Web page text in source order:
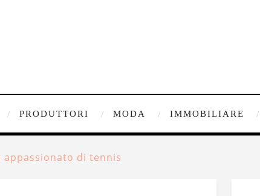
PRODUTTORI MODA IMMOBILIARE
di tennis